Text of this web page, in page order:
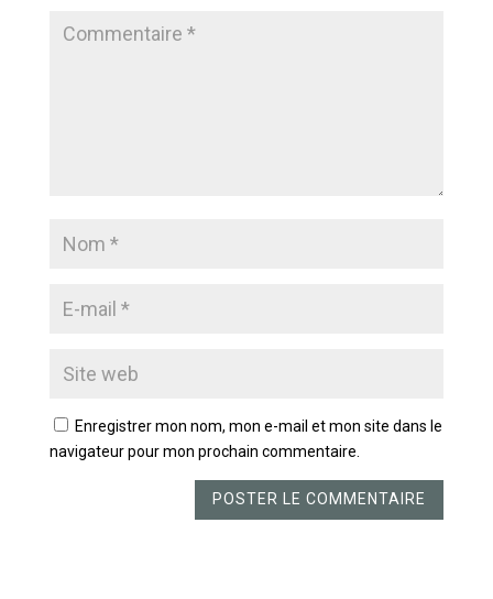
Enregistrer mon nom, mon e-mail et mon site dans le
navigateur pour mon prochain commentaire.